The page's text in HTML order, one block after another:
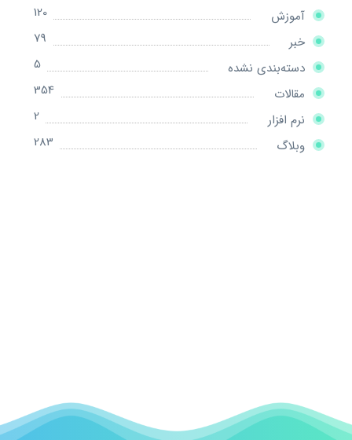
آموزش
120
خبر
79
دسته‌بندی نشده
5
مقالات
354
نرم افزار
2
وبلاگ
283